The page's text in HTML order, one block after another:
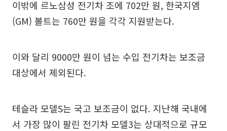
이밖에 르노삼성 전기차 조에 702만 원, 한국지엠
(GM) 볼트는 760만 원을 각각 지원받는다.
이와 달리 9000만 원이 넘는 수입 전기차는 보조금
대상에서 제외된다.
테슬라 모델S는 국고 보조금이 없다. 지난해 국내에
서 가장 많이 팔린 전기차 모델3는 상대적으로 규모